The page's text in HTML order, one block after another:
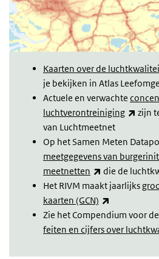
Kaarten over de
je bekijken in Atlas
Actuele en verwachte
luchtverontreiniging
(link
zijn
van Luchtmeetnet
Op het Samen Meten
meetgegevens van
meetnetten
(link is
die de
Het RIVM maakt jaarlijks
kaarten (GCN)
Zie het Compendium voor
feiten en cijfers over